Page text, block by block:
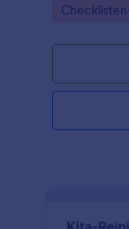
Teams,
Go to